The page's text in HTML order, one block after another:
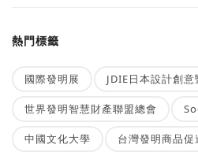
熱門標籤
國際發明展 JDIE日本設計創意
世界發明智慧財產聯盟總會
中國文化大學 台灣發明商品促